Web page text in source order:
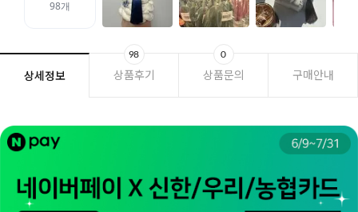
상세정보 상품후기
98
상품문의
0
구매안내